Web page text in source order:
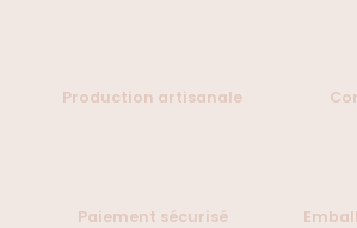
Production artisanale
Paiement sécurisé